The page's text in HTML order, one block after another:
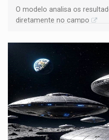
O modelo analisa os
diretamente no campo